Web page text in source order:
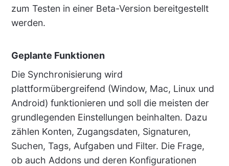
zum Testen in einer Beta-Version bereitgestellt
werden.
Geplante Funktionen
Die Synchronisierung wird
plattformübergreifend (Window, Mac, Linux und
Android) funktionieren und soll die meisten der
grundlegenden Einstellungen beinhalten. Dazu
zählen Konten, Zugangsdaten, Signaturen,
Suchen, Tags, Aufgaben und Filter. Die Frage,
ob auch Addons und deren Konfigurationen